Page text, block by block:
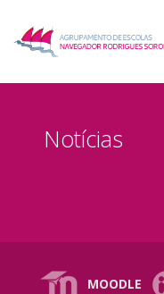
Notícias
MOODLE